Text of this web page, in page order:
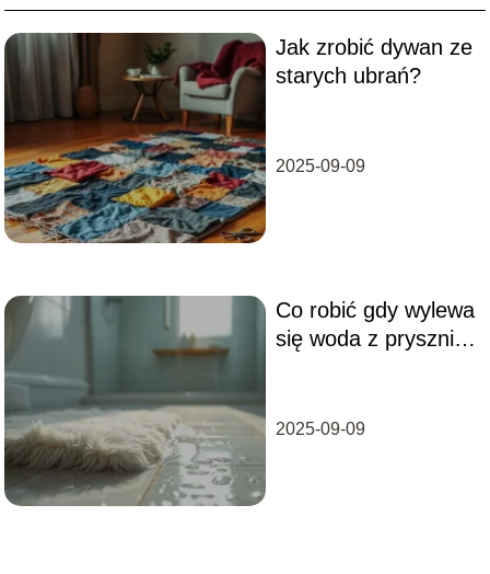
Jak zrobić dywan ze
starych ubrań?
2025-09-09
Co robić gdy wylewa
się woda z prysznia
2025-09-09